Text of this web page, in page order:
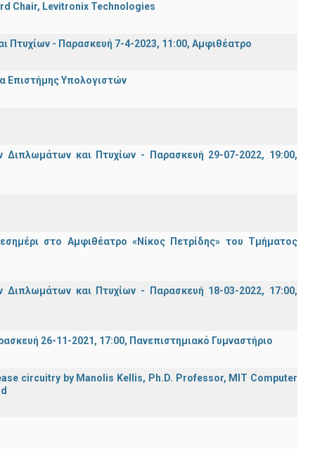
Chair, Levitronix Technologies
- Παρασκευή 7-4-2023, 11:00, Αμφιθέατρο
Επιστήμης Υπολογιστών
και Πτυχίων - Παρασκευή 29-07-2022, 19:00,
στο Αμφιθέατρο «Νίκος Πετρίδης» του Τμήματος
και Πτυχίων - Παρασκευή 18-03-2022, 17:00,
26-11-2021, 17:00, Πανεπιστημιακό Γυμναστήριο
circuitry by Manolis Kellis, Ph.D. Professor, MIT Computer